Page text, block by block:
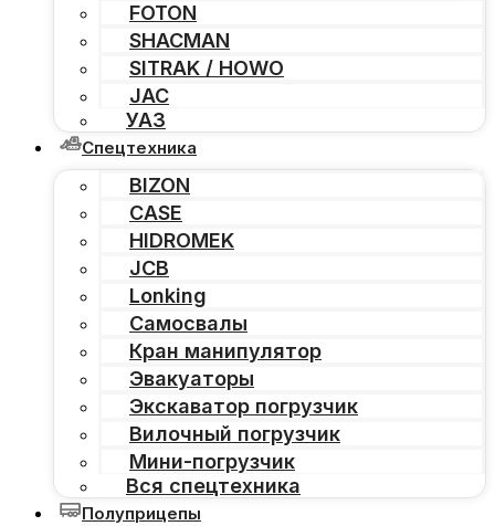
FOTON
SHACMAN
SITRAK / HOWO
JAC
УАЗ
Спецтехника
BIZON
CASE
HIDROMEK
JCB
Lonking
Самосвалы
Кран манипулятор
Эвакуаторы
Экскаватор погрузчик
Вилочный погрузчик
Мини-погрузчик
Вся спецтехника
Полуприцепы